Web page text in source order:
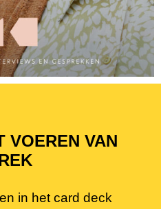
VOEREN VAN
in het card deck